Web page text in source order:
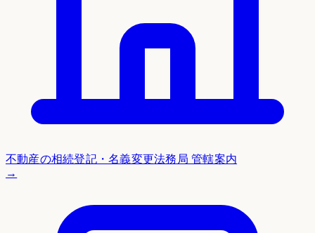
不動産の相続登記・名義変更法務局 管轄案内
→